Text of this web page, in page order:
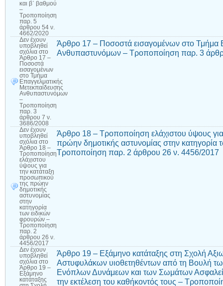
και β΄ βαθμού
–
Τροποποίηση
παρ. 5
άρθρου 54 ν.
4662/2020
Δεν έχουν
υποβληθεί
σχόλια στο
Άρθρο 17 –
Ποσοστά
εισαγομένων
στο Τμήμα
Επαγγελματικής
Μετεκπαίδευσης
Ανθυπαστυνόμων
–
Τροποποίηση
παρ. 3
άρθρου 7 ν.
3686/2008
Άρθρο 17 – Ποσοστά εισαγομένων στο Τμήμα
Ανθυπαστυνόμων – Τροποποίηση παρ. 3
Δεν έχουν
υποβληθεί
σχόλια στο
Άρθρο 18 –
Τροποποίηση
ελάχιστου
ύψους για
την κατάταξη
προσωπικού
της πρώην
δημοτικής
αστυνομίας
στην
κατηγορία
των ειδικών
φρουρών –
Τροποποίηση
παρ. 2
άρθρου 26 ν.
4456/2017
Άρθρο 18 – Τροποποίηση ελάχιστου ύψους
πρώην δημοτικής αστυνομίας στην κατηγορία
Τροποποίηση παρ. 2 άρθρου 26 ν. 4456/2017
Δεν έχουν
υποβληθεί
σχόλια στο
Άρθρο 19 –
Εξάμηνο
κατάταξης
Άρθρο 19 – Εξάμηνο κατάταξης στη Σχολή
Αστυφυλάκων υιοθετηθέντων από τη Βουλή
Ενόπλων Δυνάμεων και των Σωμάτων
την εκτέλεση του καθήκοντός τους –